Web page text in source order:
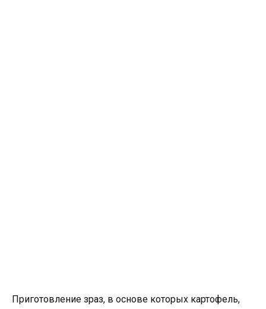
Приготовление зраз, в основе которых картофель,